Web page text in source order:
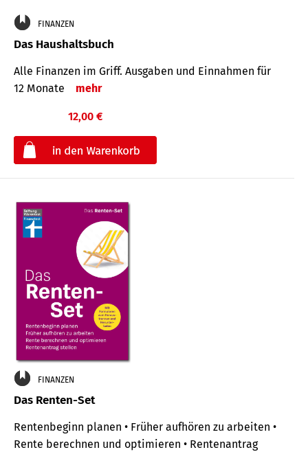
FINANZEN
Das Haushaltsbuch
Alle Finanzen im Griff. Aus­gaben und Ein­nahmen für
12 Monate
mehr
12,00 €
FINANZEN
Das Renten-Set
Rentenbeginn planen • Früher aufhören zu arbeiten •
Rente berechnen und optimieren • Rentenantrag